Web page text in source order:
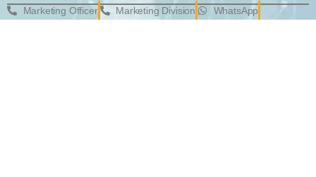
Marketing Officer Marketing Division
WhatsApp